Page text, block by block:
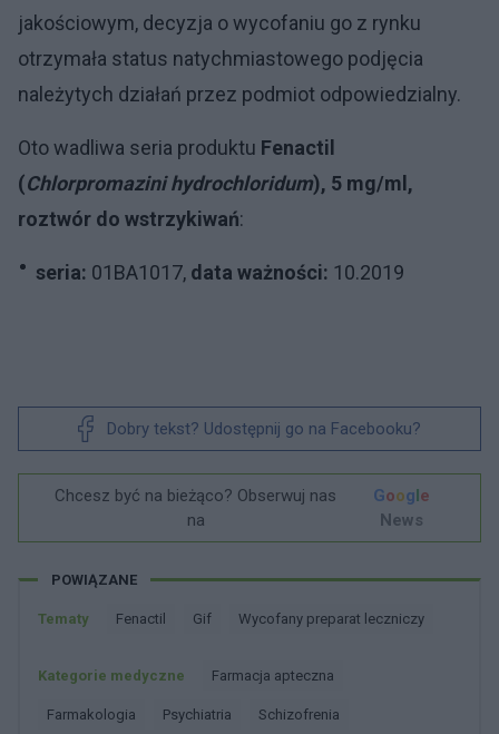
jakościowym, decyzja o wycofaniu go z rynku
otrzymała status natychmiastowego podjęcia
należytych działań przez podmiot odpowiedzialny.
Oto wadliwa seria produktu Fenactil
(Chlorpromazini hydrochloridum), 5 mg/ml,
roztwór do wstrzykiwań:
seria: 01BA1017, data ważności: 10.2019
Dobry tekst? Udostępnij go na Facebooku?
Chcesz być na bieżąco? Obserwuj nas
na
Google
News
POWIĄZANE
Tematy Fenactil Gif Wycofany preparat leczniczy
Kategorie medyczne Farmacja apteczna
Farmakologia Psychiatria Schizofrenia